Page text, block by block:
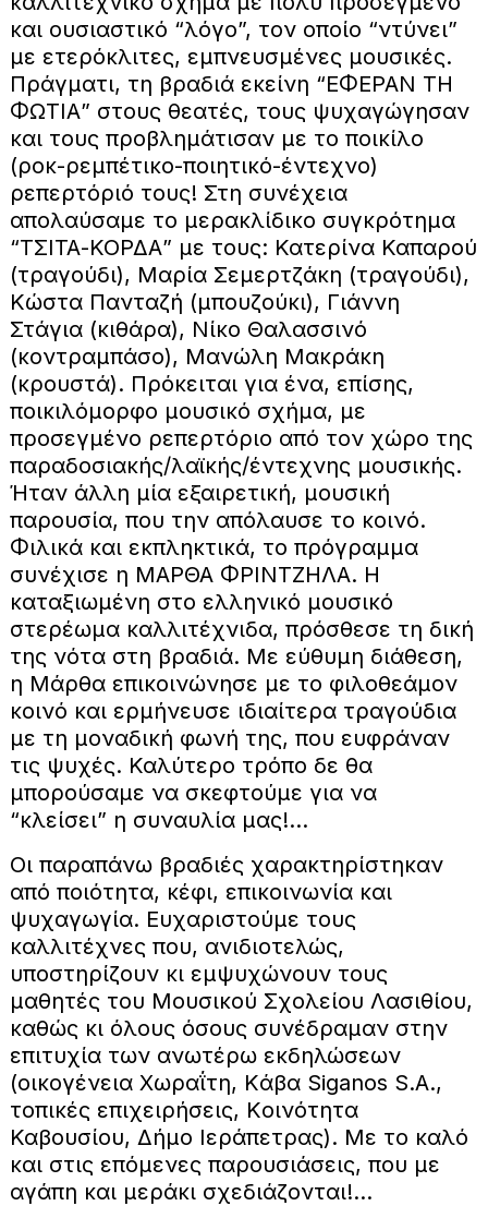
και ουσιαστικό “λόγο”, τον οποίο “ντύνει”
με ετερόκλιτες, εμπνευσμένες μουσικές.
Πράγματι, τη βραδιά εκείνη “ΕΦΕΡΑΝ ΤΗ
ΦΩΤΙΑ” στους θεατές, τους ψυχαγώγησαν
και τους προβλημάτισαν με το ποικίλο
(ροκ-ρεμπέτικο-ποιητικό-έντεχνο)
ρεπερτόριό τους! Στη συνέχεια
απολαύσαμε το μερακλίδικο συγκρότημα
“ΤΣΙΤΑ-ΚΟΡΔΑ” με τους: Κατερίνα Καπαρού
(τραγούδι), Μαρία Σεμερτζάκη (τραγούδι),
Κώστα Πανταζή (μπουζούκι), Γιάννη
Στάγια (κιθάρα), Νίκο Θαλασσινό
(κοντραμπάσο), Μανώλη Μακράκη
(κρουστά). Πρόκειται για ένα, επίσης,
ποικιλόμορφο μουσικό σχήμα, με
προσεγμένο ρεπερτόριο από τον χώρο της
παραδοσιακής/λαϊκής/έντεχνης μουσικής.
Ήταν άλλη μία εξαιρετική, μουσική
παρουσία, που την απόλαυσε το κοινό.
Φιλικά και εκπληκτικά, το πρόγραμμα
συνέχισε η ΜΑΡΘΑ ΦΡΙΝΤΖΗΛΑ. Η
καταξιωμένη στο ελληνικό μουσικό
στερέωμα καλλιτέχνιδα, πρόσθεσε τη δική
της νότα στη βραδιά. Με εύθυμη διάθεση,
η Μάρθα επικοινώνησε με το φιλοθεάμον
κοινό και ερμήνευσε ιδιαίτερα τραγούδια
με τη μοναδική φωνή της, που ευφράναν
τις ψυχές. Καλύτερο τρόπο δε θα
μπορούσαμε να σκεφτούμε για να
“κλείσει” η συναυλία μας!...
Οι παραπάνω βραδιές χαρακτηρίστηκαν
από ποιότητα, κέφι, επικοινωνία και
ψυχαγωγία. Ευχαριστούμε τους
καλλιτέχνες που, ανιδιοτελώς,
υποστηρίζουν κι εμψυχώνουν τους
μαθητές του Μουσικού Σχολείου Λασιθίου,
καθώς κι όλους όσους συνέδραμαν στην
επιτυχία των ανωτέρω εκδηλώσεων
(οικογένεια Χωραΐτη, Kάβα Siganos S.A.,
τοπικές επιχειρήσεις, Kοινότητα
Καβουσίου, Δήμο Ιεράπετρας). Με το καλό
και στις επόμενες παρουσιάσεις, που με
αγάπη και μεράκι σχεδιάζονται!...